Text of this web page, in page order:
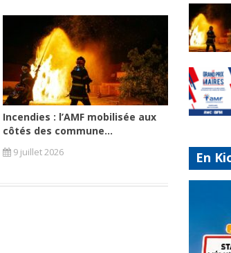
Incendies : l’AMF mobilisée aux
côtés des commune...
9 juillet 2026 En